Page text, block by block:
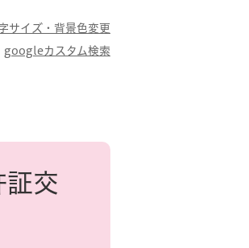
サイズ・背景色変更
googleカスタム検索
交